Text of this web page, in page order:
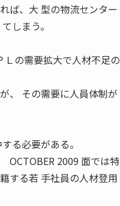
ば、大 型の物流センター
しまう。
の需要拡大で人材不足の
、 その需要に人員体制が
る必要がある。
2009 面では特
する若 手社員の人材登用